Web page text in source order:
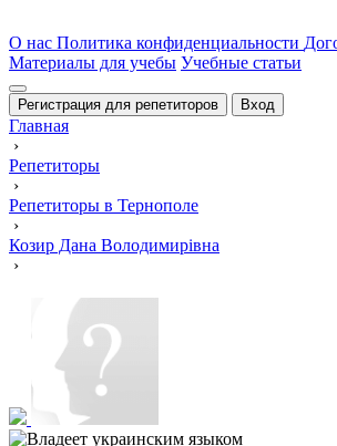
О нас Политика конфиденциальности
Материалы для учебы Учебные статьи
Регистрация для репетиторов Вход
Главная
›
Репетиторы
›
Репетиторы в Тернополе
›
Козир Дана Володимирівна
›